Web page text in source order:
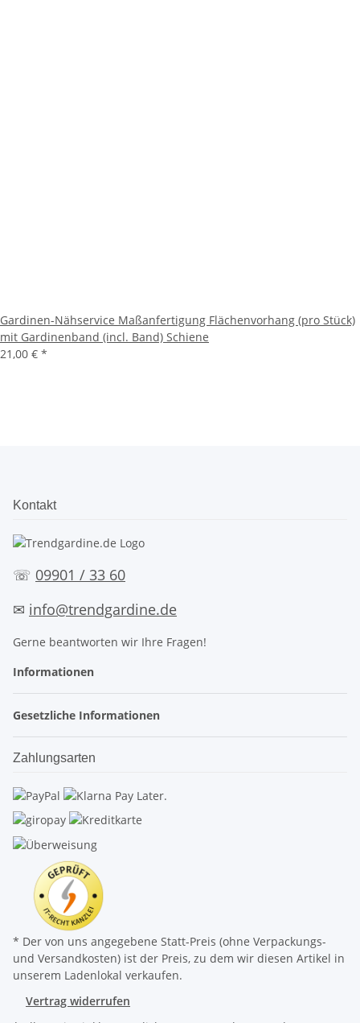
Gardinen-Nähservice Maßanfertigung Flächenvorhang (pro Stück)
mit Gardinenband (incl. Band) Schiene
21,00 € *
Kontakt
☏ 09901 / 33 60
✉ info@trendgardine.de
Gerne beantworten wir Ihre Fragen!
Informationen
Gesetzliche Informationen
Zahlungsarten
* Der von uns angegebene Statt-Preis (ohne Verpackungs-
und Versandkosten) ist der Preis, zu dem wir diesen Artikel in
unserem Ladenlokal verkaufen.
Vertrag widerrufen